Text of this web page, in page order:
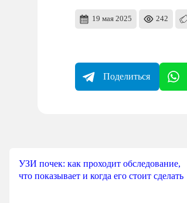
19 мая 2025 242
Поделиться
УЗИ почек: как проходит обследование,
что показывает и когда его стоит сделать